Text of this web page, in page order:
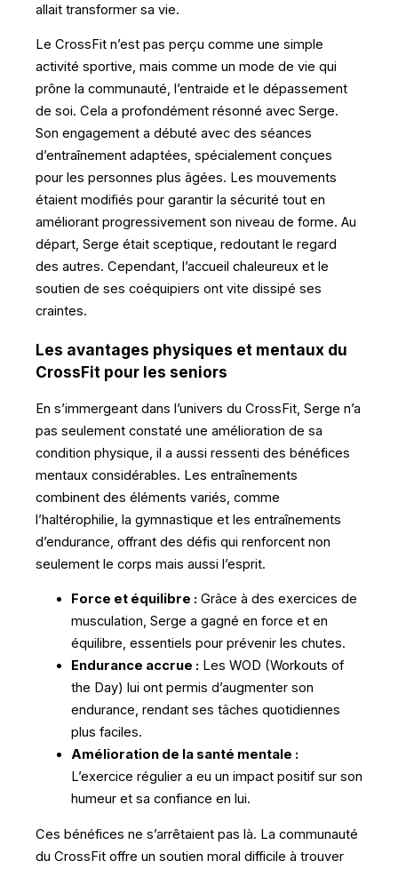
allait transformer sa vie.
Le CrossFit n’est pas perçu comme une simple
activité sportive, mais comme un mode de vie qui
prône la communauté, l’entraide et le dépassement
de soi. Cela a profondément résonné avec Serge.
Son engagement a débuté avec des séances
d’entraînement adaptées, spécialement conçues
pour les personnes plus âgées. Les mouvements
étaient modifiés pour garantir la sécurité tout en
améliorant progressivement son niveau de forme. Au
départ, Serge était sceptique, redoutant le regard
des autres. Cependant, l’accueil chaleureux et le
soutien de ses coéquipiers ont vite dissipé ses
craintes.
Les avantages physiques et mentaux du
CrossFit pour les seniors
En s’immergeant dans l’univers du CrossFit, Serge n’a
pas seulement constaté une amélioration de sa
condition physique, il a aussi ressenti des bénéfices
mentaux considérables. Les entraînements
combinent des éléments variés, comme
l’haltérophilie, la gymnastique et les entraînements
d’endurance, offrant des défis qui renforcent non
seulement le corps mais aussi l’esprit.
Force et équilibre : Grâce à des exercices de
musculation, Serge a gagné en force et en
équilibre, essentiels pour prévenir les chutes.
Endurance accrue : Les WOD (Workouts of
the Day) lui ont permis d’augmenter son
endurance, rendant ses tâches quotidiennes
plus faciles.
Amélioration de la santé mentale :
L’exercice régulier a eu un impact positif sur son
humeur et sa confiance en lui.
Ces bénéfices ne s’arrêtaient pas là. La communauté
du CrossFit offre un soutien moral difficile à trouver